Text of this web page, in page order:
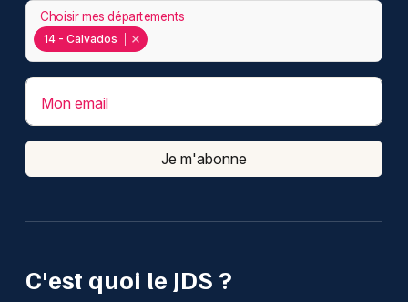
C'est quoi le JDS ?
14 - Calvados
Choisir mes départements
Mon email
Je m'abonne